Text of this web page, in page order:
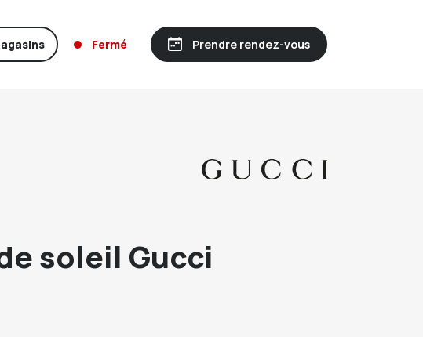
Fermé Prendre rendez-vous
soleil Gucci